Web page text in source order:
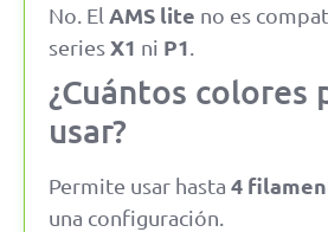
No. El AMS lite no es
seriesX1 ni P1.
¿Cuántos colores
usar?
Permite usar hasta 4
una configuración.